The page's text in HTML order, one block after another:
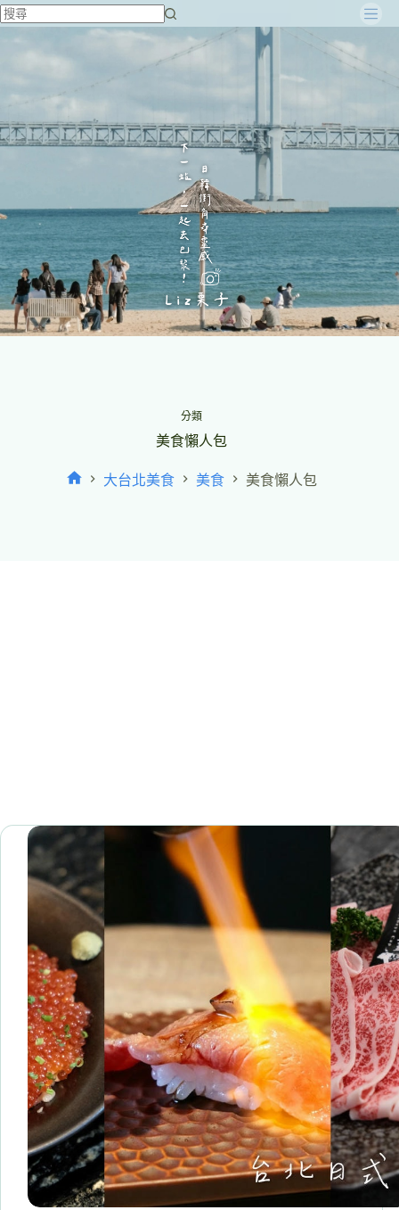
跳
容
分類
美食懶人包
大台北美食 美食 美食懶人包